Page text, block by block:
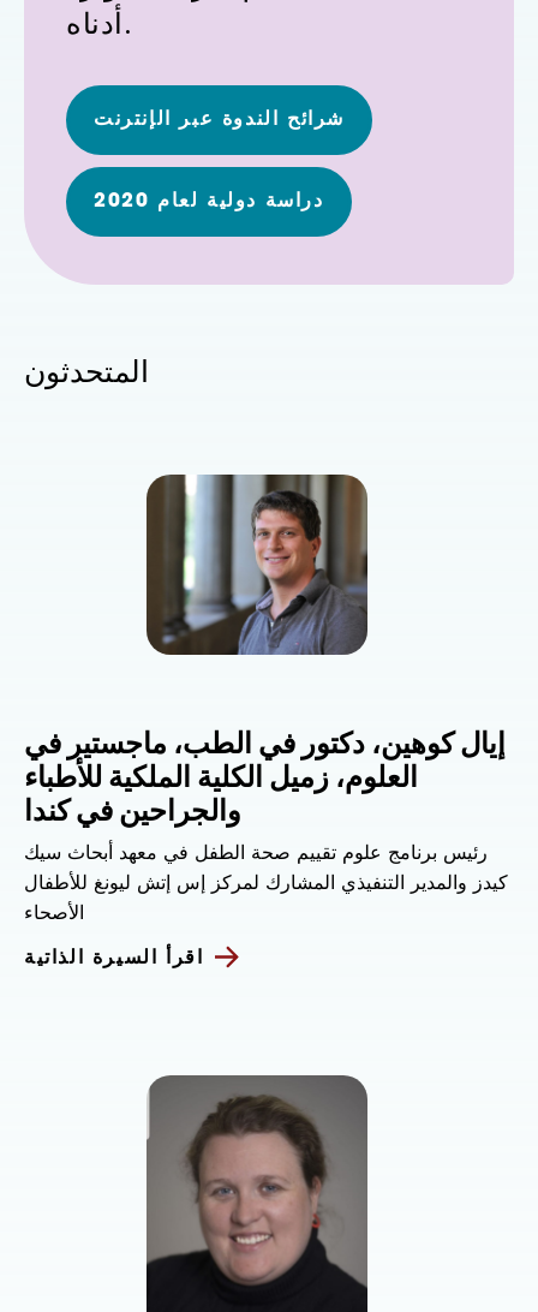
أدناه.
شرائح الندوة عبر الإنترنت
دراسة دولية لعام 2020
المتحدثون
إيال كوهين، دكتور في الطب، ماجستير في
العلوم، زميل الكلية الملكية للأطباء
والجراحين في كندا
رئيس برنامج علوم تقييم صحة الطفل في معهد أبحاث سيك
كيدز والمدير التنفيذي المشارك لمركز إس إتش ليونغ للأطفال
الأصحاء
اقرأ السيرة الذاتية